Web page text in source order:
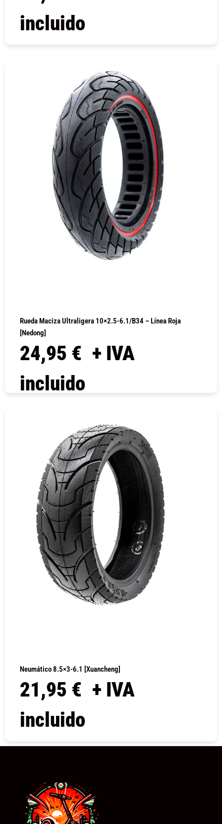
incluido
Rueda Maciza Ultraligera 10×2.5-6.1/B34 – Línea Roja
[Nedong]
24,95 € + IVA
incluido
Neumático 8.5×3-6.1 [Xuancheng]
21,95 € + IVA
incluido